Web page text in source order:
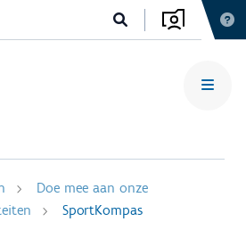
Doe mee aan onze
SportKompas